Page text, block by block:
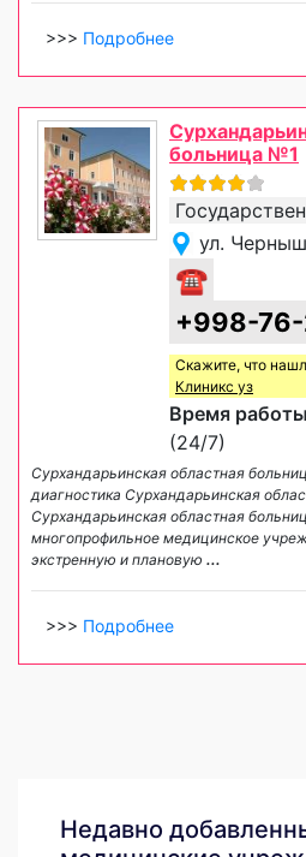
>>> Подробнее
больница №1
ул.
☎
+998-
Скажите, что
Клиникс уз
Время
(24/7)
Сурхандарьинская областная
диагностика Сурхандарьинская
Сурхандарьинская областная
многопрофильное медицинское
экстренную и плановую ...
>>> Подробнее
Недавно